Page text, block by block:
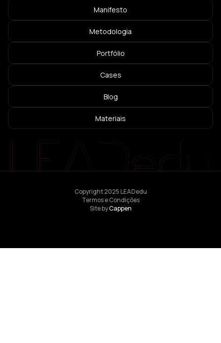
Manifesto
Metodologia
Portfólio
Cases
Blog
Materiais
Copyright 2025 LEADedu
Termos e Condições
Site byCappen